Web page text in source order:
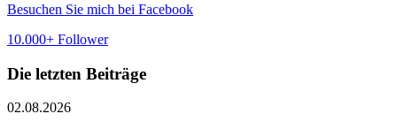
Besuchen Sie mich bei Facebook
10.000+ Follower
Die letzten Beiträge
02.08.2026